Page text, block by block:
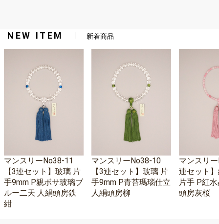
NEW ITEM 新着商品
マンスリーNo38-11
【3連セット】玻璃 片
手9mm P親ボサ玻璃ブ
ルー二天 人絹頭房鉄
紺
マンスリーNo38-10
【3連セット】玻璃 片
手9mm P青苔瑪瑙仕立
人絹頭房柳
マンスリ
連セット
片手 P紅
頭房灰桜